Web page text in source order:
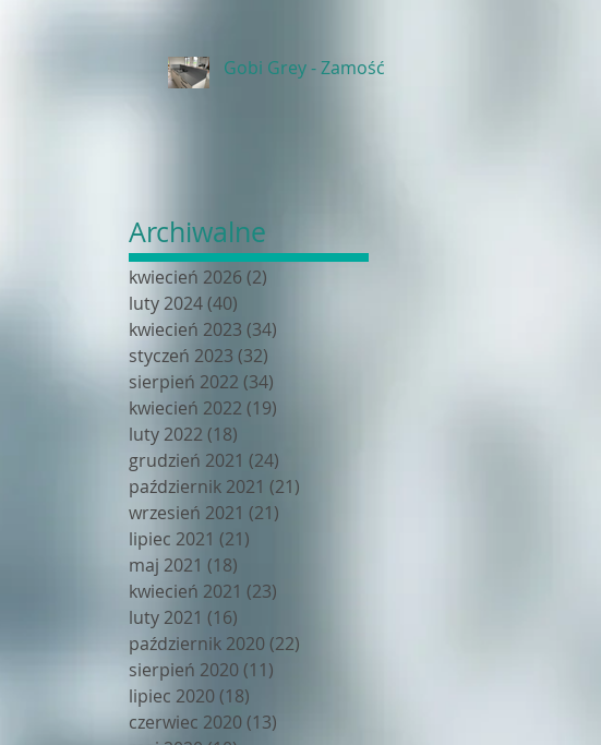
Gobi Grey - Zamość
Archiwalne
kwiecień 2026 (2)
luty 2024(40)
kwiecień 2023 (34)
styczeń 2023 (32)
sierpień 2022 (34)
kwiecień 2022 (19)
luty 2022 (18)
grudzień 2021 (24)
październik 2021 (21)
wrzesień 2021 (21)
lipiec 2021 (21)
maj 2021 (18)
kwiecień 2021 (23)
luty 2021 (16)
październik 2020 (22)
sierpień 2020 (11)
lipiec 2020 (18)
czerwiec 2020 (13)